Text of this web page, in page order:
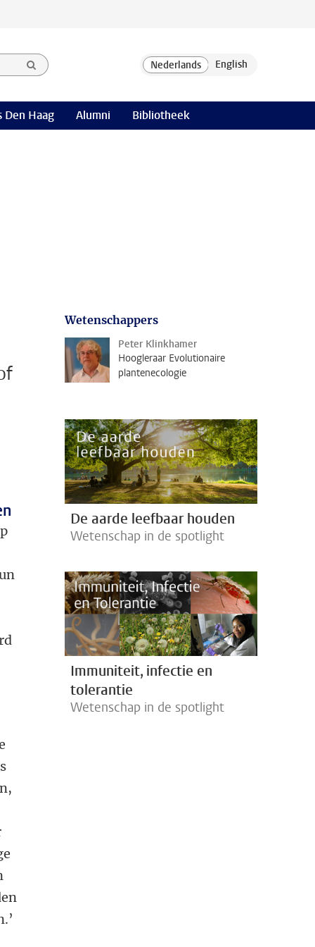
Den Haag Alumni Bibliotheek
Wetenschappers
Peter Klinkhamer
Hoogleraar Evolutionaire
plantenecologie
De aarde leefbaar houden
Wetenschap in de spotlight
Immuniteit, infectie en
tolerantie
Wetenschap in de spotlight